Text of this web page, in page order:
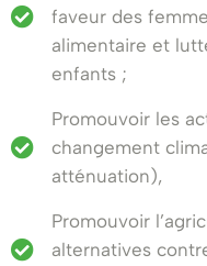
faveur des
alimentaire et
enfants ;
Promouvoir les
changement
atténuation),
Promouvoir
alternatives